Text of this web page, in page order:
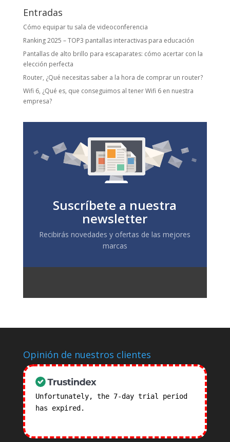
Entradas
Cómo equipar tu sala de videoconferencia
Ranking 2025 – TOP3 pantallas interactivas para educación
Pantallas de alto brillo para escaparates: cómo acertar con la
elección perfecta
Router, ¿Qué necesitas saber a la hora de comprar un router?
Wifi 6, ¿Qué es, que conseguimos al tener Wifi 6 en nuestra
empresa?
Suscríbete a nuestra
newsletter
Recibirás novedades y ofertas de las mejores
marcas
Opinión de nuestros clientes
Unfortunately, the 7-day trial period
has expired.